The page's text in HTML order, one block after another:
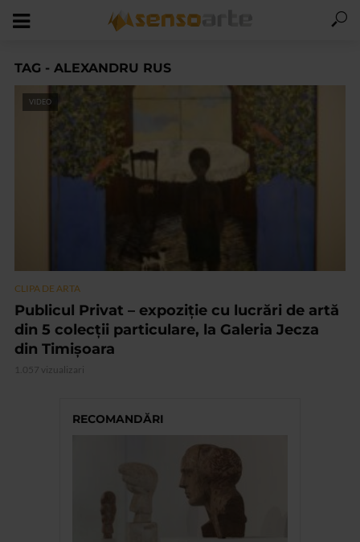
TAG - ALEXANDRU RUS
VIDEO
CLIPA DE ARTA
Publicul Privat – expoziție cu lucrări de artă
din 5 colecții particulare, la Galeria Jecza
din Timișoara
1.057 vizualizari
RECOMANDĂRI